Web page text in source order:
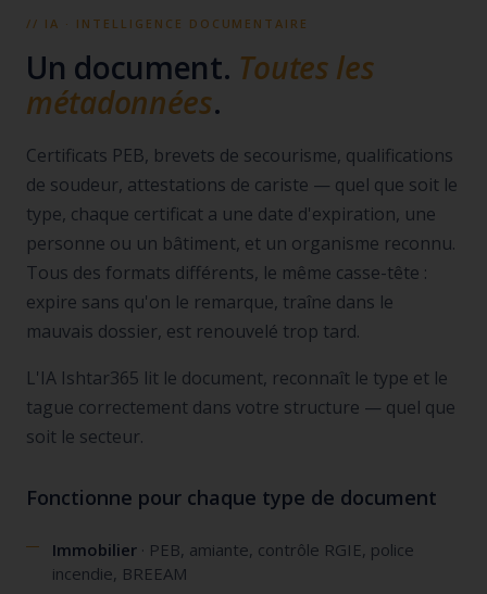
// IA · INTELLIGENCE DOCUMENTAIRE
Un document. Toutes les
métadonnées.
Certificats PEB, brevets de secourisme, qualifications
de soudeur, attestations de cariste — quel que soit le
type, chaque certificat a une date d'expiration, une
personne ou un bâtiment, et un organisme reconnu.
Tous des formats différents, le même casse-tête :
expire sans qu'on le remarque, traîne dans le
mauvais dossier, est renouvelé trop tard.
L'IA Ishtar365 lit le document, reconnaît le type et le
tague correctement dans votre structure — quel que
soit le secteur.
Fonctionne pour chaque type de document
Immobilier · PEB, amiante, contrôle RGIE, police
incendie, BREEAM